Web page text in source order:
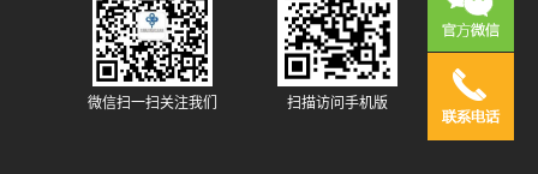
扫描访问手机版
微信扫一扫关注我们